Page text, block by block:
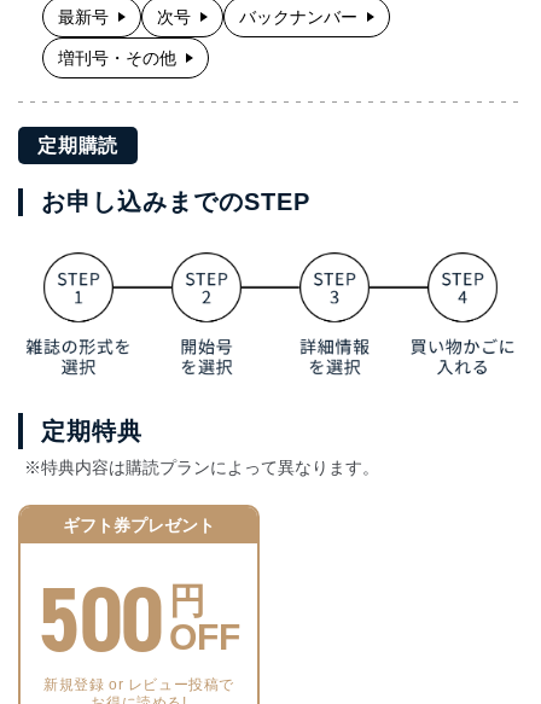
最新号 次号 バックナンバー
増刊号・その他
定期購読
お申し込みまでのSTEP
定期特典
※特典内容は購読プランによって異なります。
ギフト券プレゼント
500 円
OFF
新規登録 or レビュー投稿で